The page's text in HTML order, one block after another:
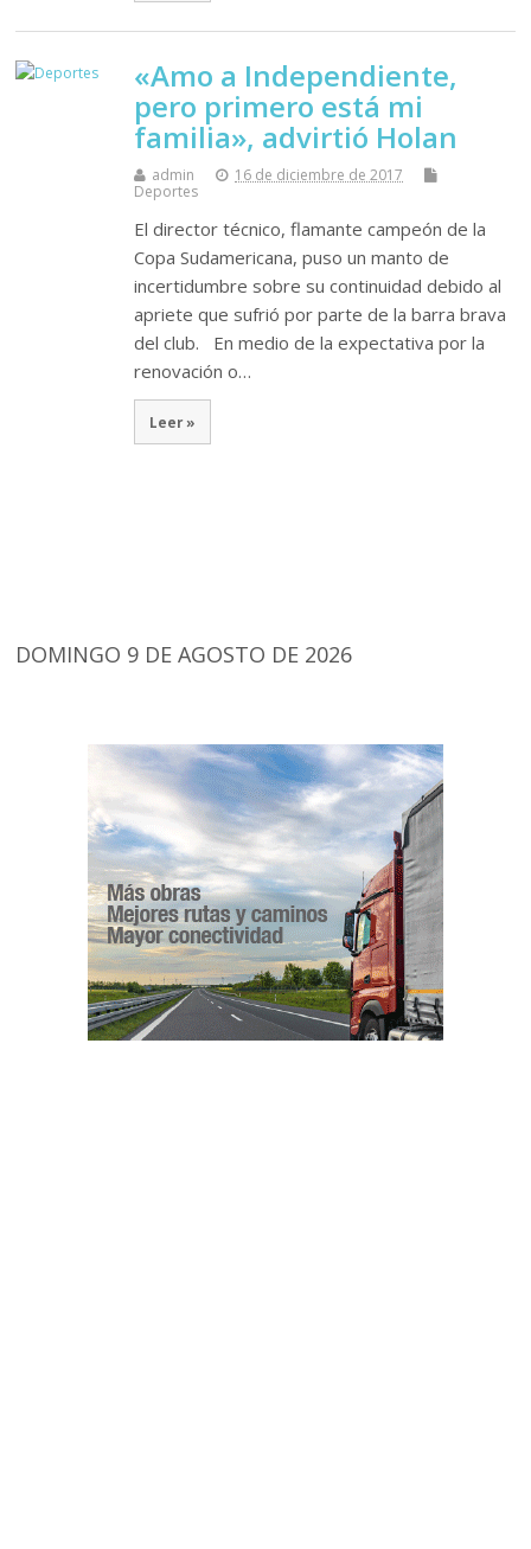
«Amo a Independiente,
pero primero está mi
familia», advirtió Holan
admin
16 de diciembre de 2017
Deportes
El director técnico, flamante campeón de la
Copa Sudamericana, puso un manto de
incertidumbre sobre su continuidad debido al
apriete que sufrió por parte de la barra brava
del club. En medio de la expectativa por la
renovación o…
Leer »
DOMINGO 9 DE AGOSTO DE 2026